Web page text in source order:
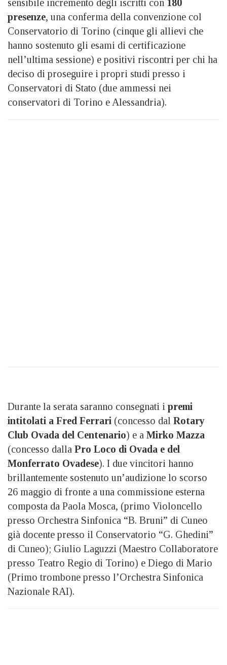
sensibile incremento degli iscritti con 180
presenze, una conferma della convenzione col
Conservatorio di Torino (cinque gli allievi che
hanno sostenuto gli esami di certificazione
nell’ultima sessione) e positivi riscontri per chi ha
deciso di proseguire i propri studi presso i
Conservatori di Stato (due ammessi nei
conservatori di Torino e Alessandria).
Durante la serata saranno consegnati i premi
intitolati a Fred Ferrari (concesso dal Rotary
Club Ovada del Centenario) e a Mirko Mazza
(concesso dalla Pro Loco di Ovada e del
Monferrato Ovadese). I due vincitori hanno
brillantemente sostenuto un’audizione lo scorso
26 maggio di fronte a una commissione esterna
composta da Paola Mosca, (primo Violoncello
presso Orchestra Sinfonica “B. Bruni” di Cuneo
già docente presso il Conservatorio “G. Ghedini”
di Cuneo); Giulio Laguzzi (Maestro Collaboratore
presso Teatro Regio di Torino) e Diego di Mario
(Primo trombone presso l’Orchestra Sinfonica
Nazionale RAI).